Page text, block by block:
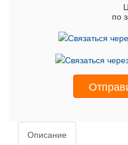
по
Описание